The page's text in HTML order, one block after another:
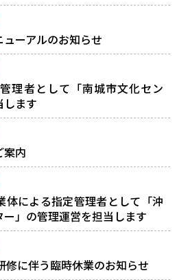
ーアルのお知らせ
理者として「南城市文化セン
します
案内
体による指定管理者として「沖
」の管理運営を担当します
修に伴う臨時休業のお知らせ